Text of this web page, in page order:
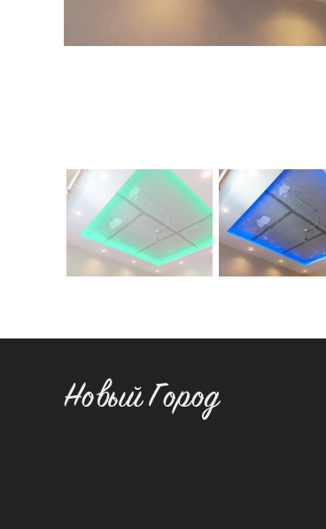
Новый Город